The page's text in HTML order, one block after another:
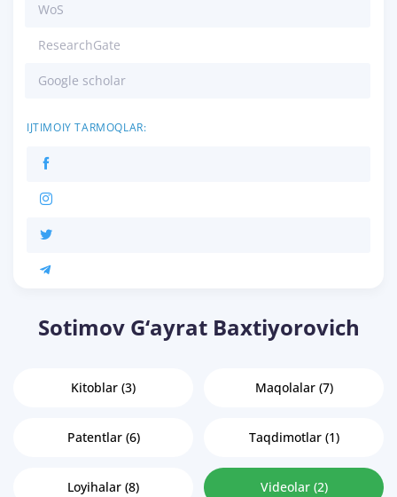
WoS
ResearchGate
Google scholar
IJTIMOIY TARMOQLAR:
Sotimov G‘ayrat Baxtiyorovich
Kitoblar (3) Maqolalar (7)
Patentlar (6) Taqdimotlar (1)
Loyihalar (8) Videolar (2)